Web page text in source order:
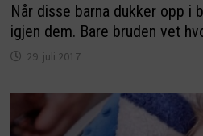
Når disse barna dukker opp i
igjen dem. Bare bruden vet
29. juli 2017